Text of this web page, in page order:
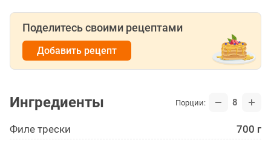
Поделитесь своими рецептами
Добавить рецепт
Ингредиенты Порции: 8
Филе трески
700 г